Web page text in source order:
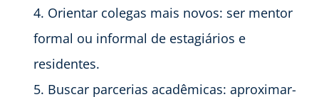
Orientar colegas mais novos: ser mentor
formal ou informal de estagiários e
residentes.
Buscar parcerias acadêmicas: aproximar-